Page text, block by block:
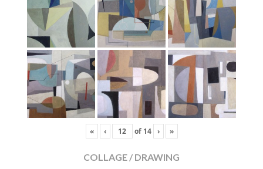
« ‹ of 14 › »
COLLAGE / DRAWING